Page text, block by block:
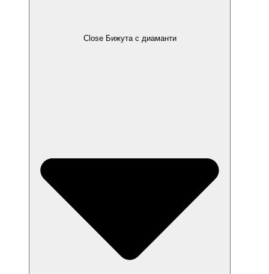
Close Бижута с диаманти